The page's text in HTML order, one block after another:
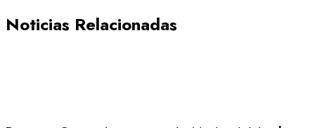
Noticias Relacionadas